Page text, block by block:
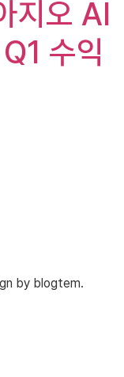
지오 AI
수익
by blogtem.